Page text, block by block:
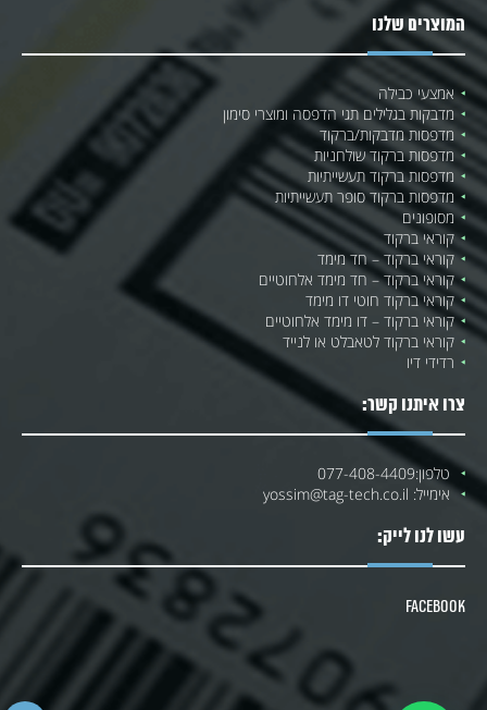
המוצרים שלנו
אמצעי כבילה
מדבקות בגלילים תגי הדפסה ומוצרי סימון
מדפסות מדבקות/ברקוד
מדפסות ברקוד שולחניות
מדפסות ברקוד תעשייתיות
מדפסות ברקוד סופר תעשייתיות
מסופונים
קוראי ברקוד
קוראי ברקוד – חד מימד
קוראי ברקוד – חד מימד אלחוטיים
קוראי ברקוד חוטי דו מימד
קוראי ברקוד – דו מימד אלחוטיים
קוראי ברקוד לטאבלט או לנייד
רדידי דיו
צרו איתנו קשר:
טלפון:077-408-4409
אימייל: yossim@tag-tech.co.il
עשו לנו לייק:
Facebook